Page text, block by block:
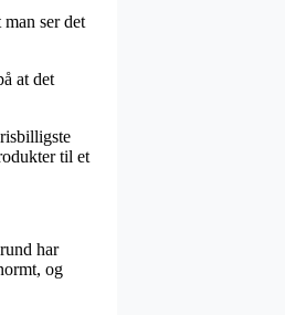
ser det
at det
til et
har
og